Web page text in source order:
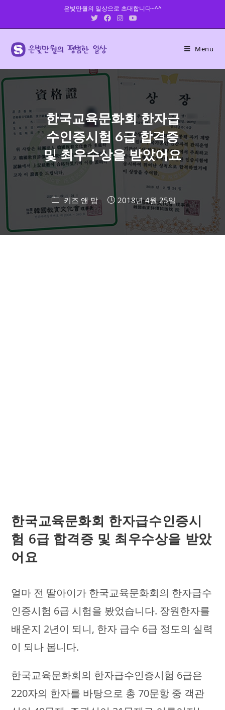
content
은빛만월의 일상으로 초대합니다~^^
Menu
한국교육문화회 한자급
수인증시험 6급 합격증
및 최우수상을 받았어요
키즈 앤 맘 2018년 4월 25일
한국교육문화회 한자급수인증시
험 6급 합격증 및 최우수상을 받았
어요
얼마 전 딸아이가 한국교육문화회의 한자급수
인증시험 6급 시험을 봤었습니다. 장원한자를
배운지 2년이 되니, 한자 급수 6급 정도의 실력
이 되나 봅니다.
한국교육문화회의 한자급수인증시험 6급은
220자의 한자를 바탕으로 총 70문항 중 객관